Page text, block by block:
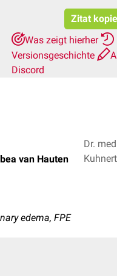
Zitat
Was zeigt hierher
Versionsgeschichte
Discord
van Hauten
Dr.
edema, FPE